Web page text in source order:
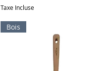
Taxe Incluse
Bois